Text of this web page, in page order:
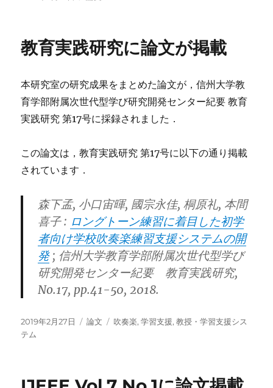
ー
教育実践研究に論文が掲載
本研究室の研究成果をまとめた論文が，信州大学教
育学部附属次世代型学び研究開発センター紀要 教育
実践研究 第17号に採録されました．
この論文は，教育実践研究 第17号に以下の通り掲載
されています．
森下孟, 小口宙暉, 國宗永佳, 桐原礼, 本間
喜子 : ロングトーン練習に着目した初学
者向け学校吹奏楽練習支援システムの開
発; 信州大学教育学部附属次世代型学び
研究開発センター紀要 教育実践研究,
No.17, pp.41-50, 2018.
投
稿
2019年2月27日
カ
論文
タ
吹奏楽,学習支援,教授・学習支援シス
テム